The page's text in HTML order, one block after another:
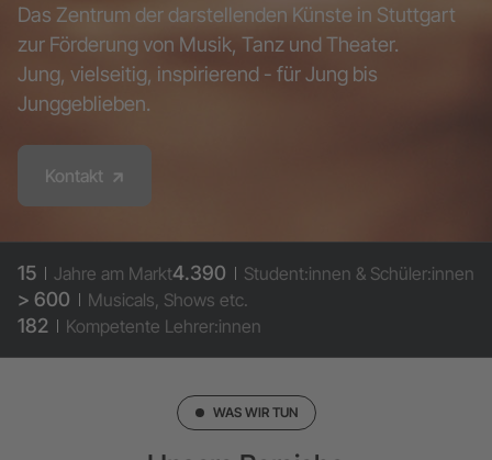
Das Zentrum der darstellenden Künste in Stuttgart
zur Förderung von Musik, Tanz und Theater.
Jung, vielseitig, inspirierend - für Jung bis
Junggeblieben.
Kontakt
15 Jahre am Markt4.390 Student:innen & Schüler:innen
> 600 Musicals, Shows etc.
182 Kompetente Lehrer:innen
WAS WIR TUN